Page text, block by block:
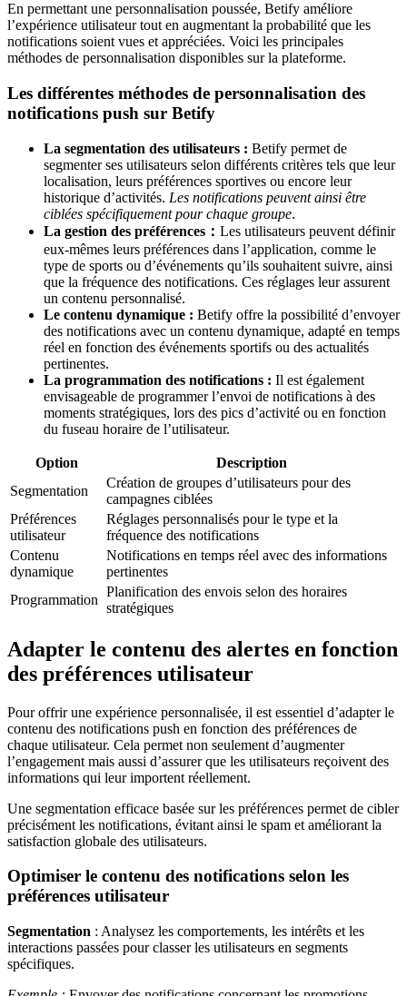
En permettant une personnalisation poussée, Betify améliore
l’expérience utilisateur tout en augmentant la probabilité que les
notifications soient vues et appréciées. Voici les principales
méthodes de personnalisation disponibles sur la plateforme.
Les différentes méthodes de personnalisation des
notifications push sur Betify
La segmentation des utilisateurs : Betify permet de
segmenter ses utilisateurs selon différents critères tels que leur
localisation, leurs préférences sportives ou encore leur
historique d’activités. Les notifications peuvent ainsi être
ciblées spécifiquement pour chaque groupe.
La gestion des préférences： Les utilisateurs peuvent définir
eux-mêmes leurs préférences dans l’application, comme le
type de sports ou d’événements qu’ils souhaitent suivre, ainsi
que la fréquence des notifications. Ces réglages leur assurent
un contenu personnalisé.
Le contenu dynamique : Betify offre la possibilité d’envoyer
des notifications avec un contenu dynamique, adapté en temps
réel en fonction des événements sportifs ou des actualités
pertinentes.
La programmation des notifications : Il est également
envisageable de programmer l’envoi de notifications à des
moments stratégiques, lors des pics d’activité ou en fonction
du fuseau horaire de l’utilisateur.
Option
Description
Segmentation
Création de groupes d’utilisateurs pour des
campagnes ciblées
Préférences
utilisateur
Réglages personnalisés pour le type et la
fréquence des notifications
Contenu
dynamique
Notifications en temps réel avec des informations
pertinentes
Programmation
Planification des envois selon des horaires
stratégiques
Adapter le contenu des alertes en fonction
des préférences utilisateur
Pour offrir une expérience personnalisée, il est essentiel d’adapter le
contenu des notifications push en fonction des préférences de
chaque utilisateur. Cela permet non seulement d’augmenter
l’engagement mais aussi d’assurer que les utilisateurs reçoivent des
informations qui leur importent réellement.
Une segmentation efficace basée sur les préférences permet de cibler
précisément les notifications, évitant ainsi le spam et améliorant la
satisfaction globale des utilisateurs.
Optimiser le contenu des notifications selon les
préférences utilisateur
Segmentation : Analysez les comportements, les intérêts et les
interactions passées pour classer les utilisateurs en segments
spécifiques.